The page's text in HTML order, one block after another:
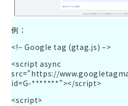
例：
<!– Google tag (gtag.js) –>
<script async
src=”https://
id=G-*******”></script>
<script>